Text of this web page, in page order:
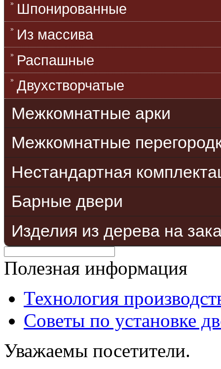
Шпонированные
Из массива
Распашные
Двухстворчатые
Межкомнатные арки
Межкомнатные
Нестандартная
Барные двери
Изделия из дерева на
Полезная информация
Технология
Советы по установке
Уважаемы посетители.